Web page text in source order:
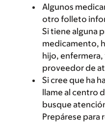
Algunos
otro folleto
Si tiene alguna
medicamento,
hijo,
proveedor de
Si cree que ha
llame al centro
busque
Prepárese para